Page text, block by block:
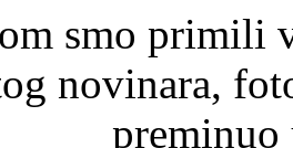
smo primili
novinara,